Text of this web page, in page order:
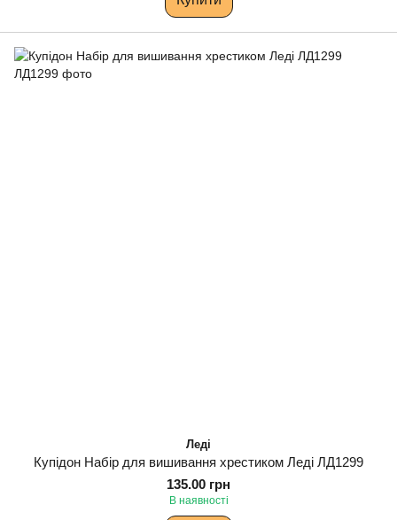
Леді
Купідон Набір для вишивання хрестиком Леді ЛД1299
135.00 грн
В наявності